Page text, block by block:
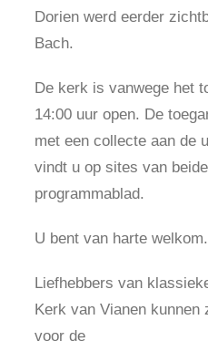
Dorien werd eerder
Bach.
De kerk is vanwege het
14:00 uur open. De
met een collecte aan de
vindt u op sites van
programmablad.
U bent van harte welkom.
Liefhebbers van
Kerk van Vianen kunnen
voor de